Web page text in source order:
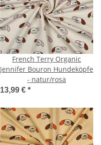
French Terry Organic
Jennifer Bouron Hundeköpfe
- natur/rosa
13,99 € *